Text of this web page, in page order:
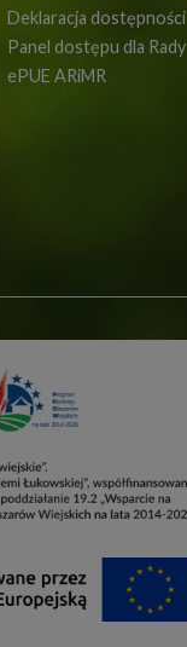
Deklaracja dostępności
Panel dostępu dla Rady
ePUE ARiMR